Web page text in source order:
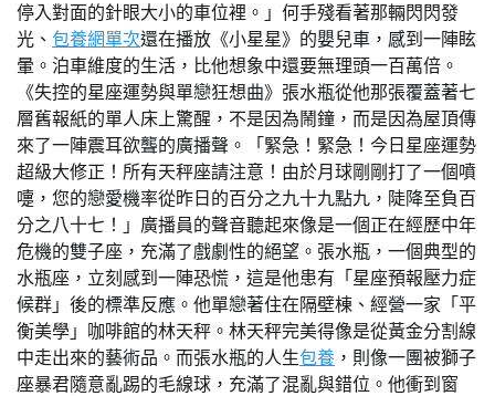
停入對面的針眼大小的車位裡。」何手殘看著那輛閃閃發
光、 包養網單次還在播放《小星星》的嬰兒車，感到一陣眩
暈。泊車維度的生活，比他想象中還要無理頭一百萬倍。
《失控的星座運勢與單戀狂想曲》張水瓶從他那張覆蓋著七
層舊報紙的單人床上驚醒，不是因為鬧鐘，而是因為屋頂傳
來了一陣震耳欲聾的廣播聲。「緊急！緊急！今日星座運勢
超級大修正！所有天秤座請注意！由於月球剛剛打了一個噴
嚏，您的戀愛機率從昨日的百分之九十九點九，陡降至負百
分之八十七！」廣播員的聲音聽起來像是一個正在經歷中年
危機的雙子座，充滿了戲劇性的絕望。張水瓶，一個典型的
水瓶座，立刻感到一陣恐慌，這是他患有「星座預報壓力症
候群」後的標準反應。他單戀著住在隔壁棟、經營一家「平
衡美學」咖啡館的林天秤。林天秤完美得像是從黃金分割線
中走出來的藝術品。而張水瓶的人生包養 ，則像一團被獅子
座暴君隨意亂踢的毛線球，充滿了混亂與錯位。他衝到窗